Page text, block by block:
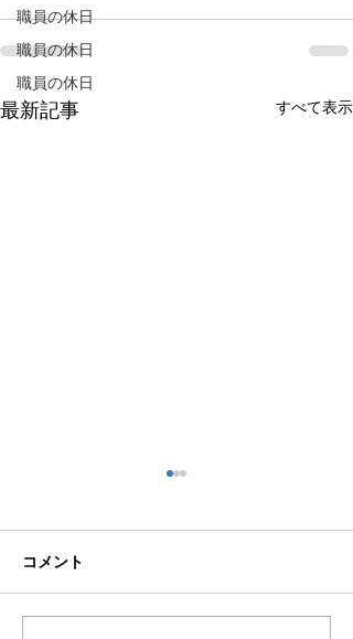
職員の休日
職員の休日
職員の休日
最新記事 すべて表示
コメント